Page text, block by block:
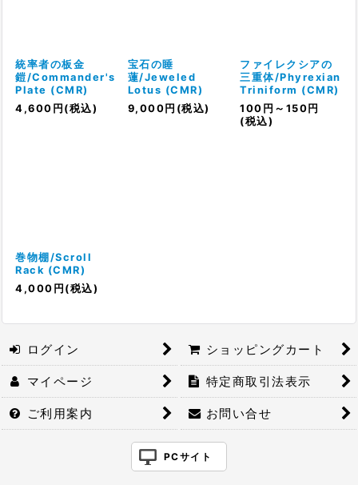
統率者の板金
鎧/Commander's
Plate (CMR)
4,600 円 (税込)
宝石の睡
蓮/Jeweled
Lotus (CMR)
9,000 円 (税込)
ファイレクシアの
三重体/Phyrexian
Triniform (CMR)
100 円 ～150 円
(税込)
巻物棚/Scroll
Rack (CMR)
4,000 円 (税込)
ログイン ショッピングカート
マイページ 特定商取引法表示
ご利用案内 お問い合せ
PCサイト